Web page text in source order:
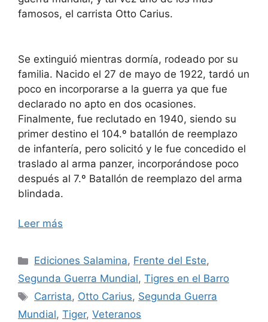
famosos, el carrista Otto Carius.
Se extinguió mientras dormía, rodeado por su
familia. Nacido el 27 de mayo de 1922, tardó un
poco en incorporarse a la guerra ya que fue
declarado no apto en dos ocasiones.
Finalmente, fue reclutado en 1940, siendo su
primer destino el 104.º batallón de reemplazo
de infantería, pero solicitó y le fue concedido el
traslado al arma panzer, incorporándose poco
después al 7.º Batallón de reemplazo del arma
blindada.
Leer más
Categorías
Ediciones Salamina, Frente del Este,
Segunda Guerra Mundial, Tigres en el Barro
Etiquetas
Carrista, Otto Carius, Segunda Guerra
Mundial, Tiger, Veteranos